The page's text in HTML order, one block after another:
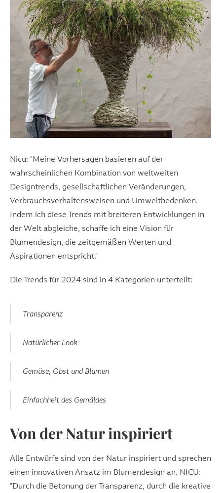
Nicu: "Meine Vorhersagen basieren auf der
wahrscheinlichen Kombination von weltweiten
Designtrends, gesellschaftlichen Veränderungen,
Verbrauchsverhaltensweisen und Umweltbedenken.
Indem ich diese Trends mit breiteren Entwicklungen in
der Welt abgleiche, schaffe ich eine Vision für
Blumendesign, die zeitgemäßen Werten und
Aspirationen entspricht."
Die Trends für 2024 sind in 4 Kategorien unterteilt:
Transparenz
Natürlicher Look
Gemüse, Obst und Blumen
Einfachheit des Gemäldes
Von der Natur inspiriert
Alle Entwürfe sind von der Natur inspiriert und sprechen
einen innovativen Ansatz im Blumendesign an. NICU:
"Durch die Betonung der Transparenz, durch die kreative